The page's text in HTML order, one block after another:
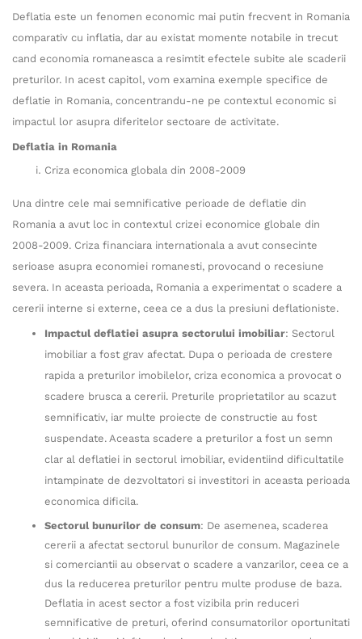
Deflatia este un fenomen economic mai putin frecvent in Romania
comparativ cu inflatia, dar au existat momente notabile in trecut
cand economia romaneasca a resimtit efectele subite ale scaderii
preturilor. In acest capitol, vom examina exemple specifice de
deflatie in Romania, concentrandu-ne pe contextul economic si
impactul lor asupra diferitelor sectoare de activitate.
Deflatia in Romania
Criza economica globala din 2008-2009
Una dintre cele mai semnificative perioade de deflatie din
Romania a avut loc in contextul crizei economice globale din
2008-2009. Criza financiara internationala a avut consecinte
serioase asupra economiei romanesti, provocand o recesiune
severa. In aceasta perioada, Romania a experimentat o scadere a
cererii interne si externe, ceea ce a dus la presiuni deflationiste.
Impactul deflatiei asupra sectorului imobiliar: Sectorul
imobiliar a fost grav afectat. Dupa o perioada de crestere
rapida a preturilor imobilelor, criza economica a provocat o
scadere brusca a cererii. Preturile proprietatilor au scazut
semnificativ, iar multe proiecte de constructie au fost
suspendate. Aceasta scadere a preturilor a fost un semn
clar al deflatiei in sectorul imobiliar, evidentiind dificultatile
intampinate de dezvoltatori si investitori in aceasta perioada
economica dificila.
Sectorul bunurilor de consum: De asemenea, scaderea
cererii a afectat sectorul bunurilor de consum. Magazinele
si comerciantii au observat o scadere a vanzarilor, ceea ce a
dus la reducerea preturilor pentru multe produse de baza.
Deflatia in acest sector a fost vizibila prin reduceri
semnificative de preturi, oferind consumatorilor oportunitati